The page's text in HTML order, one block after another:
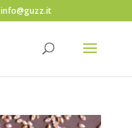
info@guzz.it